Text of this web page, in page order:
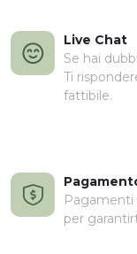
Live Chat
Se hai
Ti
fattibile.
Pagamenti
per